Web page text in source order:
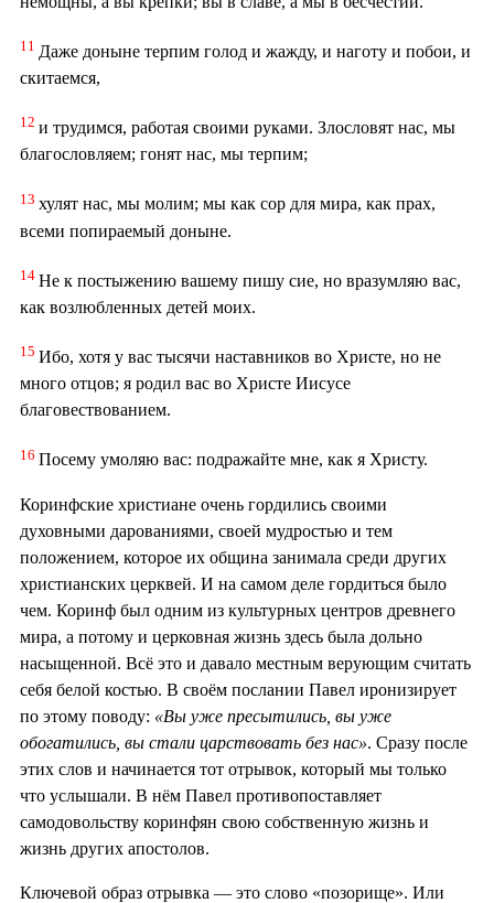
11 Даже доныне терпим голод и жажду, и наготу и побои, и
скитаемся,
12 и трудимся, работая своими руками. Злословят нас, мы
благословляем; гонят нас, мы терпим;
13 хулят нас, мы молим; мы как сор для мира, как прах,
всеми попираемый доныне.
14 Не к постыжению вашему пишу сие, но вразумляю вас,
как возлюбленных детей моих.
15 Ибо, хотя у вас тысячи наставников во Христе, но не
много отцов; я родил вас во Христе Иисусе
благовествованием.
16 Посему умоляю вас: подражайте мне, как я Христу.
Коринфские христиане очень гордились своими
духовными дарованиями, своей мудростью и тем
положением, которое их община занимала среди других
христианских церквей. И на самом деле гордиться было
чем. Коринф был одним из культурных центров древнего
мира, а потому и церковная жизнь здесь была дольно
насыщенной. Всё это и давало местным верующим считать
себя белой костью. В своём послании Павел иронизирует
по этому поводу: «Вы уже пресытились, вы уже
обогатились, вы стали царствовать без нас». Сразу после
этих слов и начинается тот отрывок, который мы только
что услышали. В нём Павел противопоставляет
самодовольству коринфян свою собственную жизнь и
жизнь других апостолов.
Ключевой образ отрывка — это слово «позорище». Или